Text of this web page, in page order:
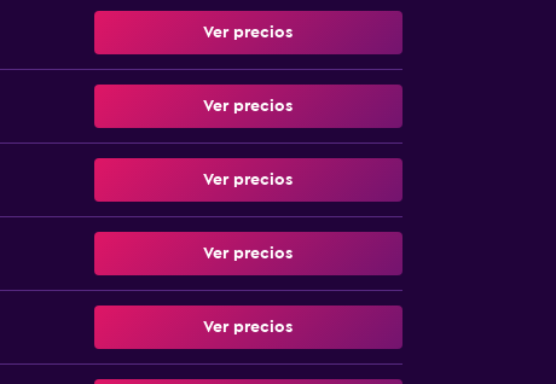
Ver precios
Ver precios
Ver precios
Ver precios
Ver precios